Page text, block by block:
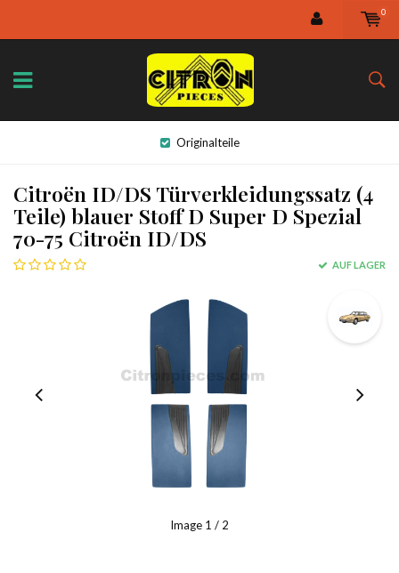
0
Originalteile
Citroën ID/DS Türverkleidungssatz (4
Teile) blauer Stoff D Super D Spezial
70-75 Citroën ID/DS
AUF LAGER
Image 1 / 2